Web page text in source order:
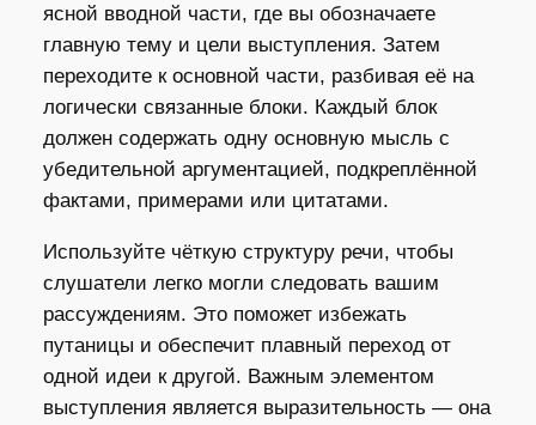
ясной вводной части, где вы обозначаете
главную тему и цели выступления. Затем
переходите к основной части, разбивая её на
логически связанные блоки. Каждый блок
должен содержать одну основную мысль с
убедительной аргументацией, подкреплённой
фактами, примерами или цитатами.
Используйте чёткую структуру речи, чтобы
слушатели легко могли следовать вашим
рассуждениям. Это поможет избежать
путаницы и обеспечит плавный переход от
одной идеи к другой. Важным элементом
выступления является выразительность — она